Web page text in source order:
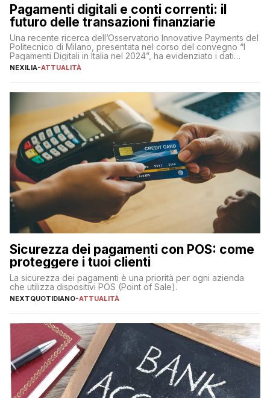
Pagamenti digitali e conti correnti: il
futuro delle transazioni finanziarie
Una recente ricerca dell’Osservatorio Innovative Payments del
Politecnico di Milano, presentata nel corso del convegno “I
Pagamenti Digitali in Italia nel 2024”, ha evidenziato i dati
definitivi del primo semestre 2024 relativamente alle
NEXILIA-ATTUALITÀ
Sicurezza dei pagamenti con POS: come
proteggere i tuoi clienti
La sicurezza dei pagamenti è una priorità per ogni azienda
che utilizza dispositivi POS (Point of Sale).
NEXTQUOTIDIANO-ATTUALITÀ